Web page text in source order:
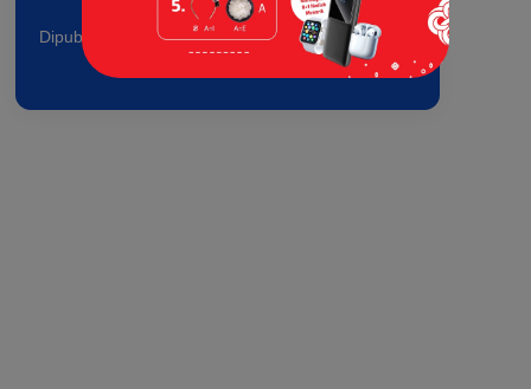
Dipublikasikan pada: 29 Apr 2026